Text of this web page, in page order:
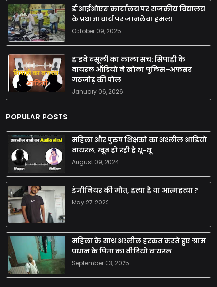
डीआईओएस कार्यालय पर राजकीय विद्यालय
के प्रधानाचार्य पर जानलेवा हमला
October 09, 2025
हाइवे वसूली का काला सच: सिपाही के
वायरल ऑडियो ने खोला पुलिस–अफसर
गठजोड़ की पोल
January 06, 2026
POPULAR POSTS
महिला और पुरुष शिक्षको का अश्लील आडियो
वायरल, खूब हो रही है थू-थू
August 09, 2024
इंजीनियर की मौत, हत्या है या आत्महत्या ?
May 27, 2022
महिला के साथ अश्लील हरकत करते हुए ग्राम
प्रधान के पिता का वीडियो वायरल
September 03, 2025